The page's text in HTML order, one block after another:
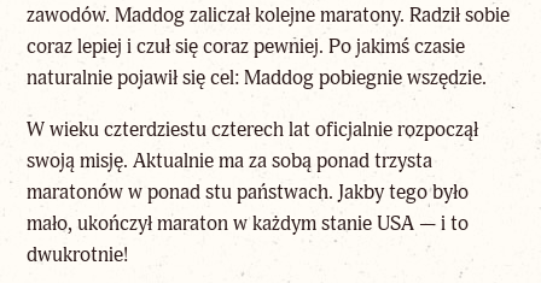
zawodów. Maddog zaliczał kolejne maratony. Radził sobie
coraz lepiej i czuł się coraz pewniej. Po jakimś czasie
naturalnie pojawił się cel: Maddog pobiegnie wszędzie.
W wieku czterdziestu czterech lat oficjalnie rozpoczął
swoją misję. Aktualnie ma za sobą ponad trzysta
maratonów w ponad stu państwach. Jakby tego było
mało, ukończył maraton w każdym stanie USA — i to
dwukrotnie!